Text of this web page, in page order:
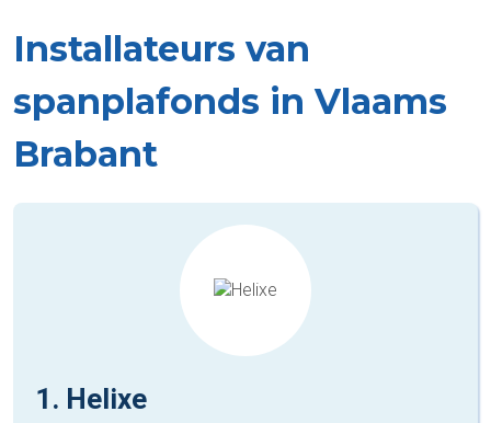
Installateurs van
spanplafonds in Vlaams
Brabant
1. Helixe